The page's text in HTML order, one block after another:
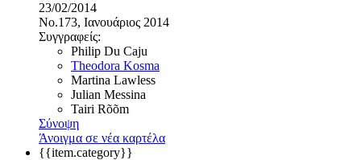
23/02/2014
No.173, Ιανουάριος 2014
Συγγραφείς:
Philip Du Caju
Theodora Kosma
Martina Lawless
Julian Messina
Tairi Rõõm
Σύνοψη
Άνοιγμα σε νέα καρτέλα
{{item.category}}